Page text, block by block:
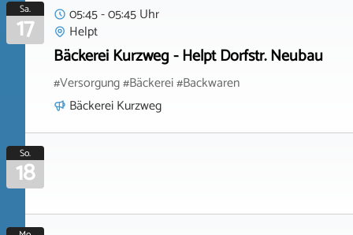
Sa.
17
05:45 - 05:45 Uhr
Helpt
Bäckerei Kurzweg - Helpt Dorfstr. Neubau
#Versorgung #Bäckerei #Backwaren
Bäckerei Kurzweg
So.
18